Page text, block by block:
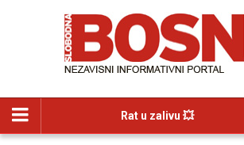
Rat u zalivu 💥